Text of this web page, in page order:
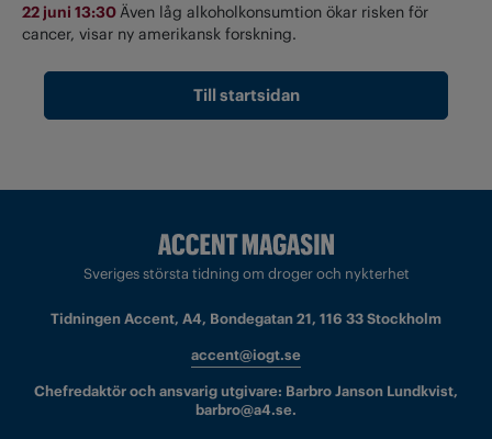
22 juni 13:30Även låg alkoholkonsumtion ökar risken för
cancer, visar ny amerikansk forskning.
Till startsidan
Sveriges största tidning om droger och nykterhet
Tidningen Accent, A4, Bondegatan 21, 116 33 Stockholm
accent@iogt.se
Chefredaktör och ansvarig utgivare: Barbro Janson Lundkvist,
barbro@a4.se.